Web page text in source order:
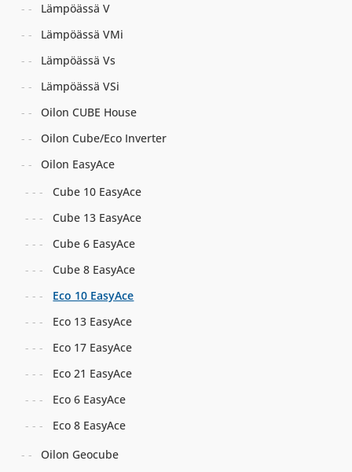
Lämpöässä V
Lämpöässä VMi
Lämpöässä Vs
Lämpöässä VSi
Oilon CUBE House
Oilon Cube/Eco Inverter
Oilon EasyAce
Cube 10 EasyAce
Cube 13 EasyAce
Cube 6 EasyAce
Cube 8 EasyAce
Eco 10 EasyAce
Eco 13 EasyAce
Eco 17 EasyAce
Eco 21 EasyAce
Eco 6 EasyAce
Eco 8 EasyAce
Oilon Geocube